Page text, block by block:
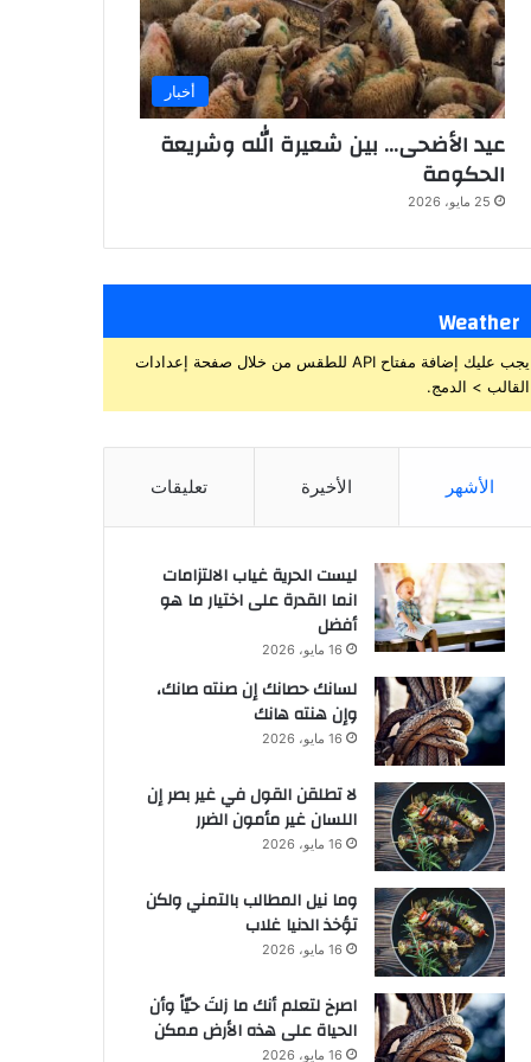
أخبار
عيد الأضحى… بين شعيرة الله وشريعة
الحكومة
25 مايو، 2026
Weather
يجب عليك إضافة مفتاح API للطقس من خلال صفحة إعدادات
القالب > الدمج.
الأشهر الأخيرة تعليقات
ليست الحرية غياب الالتزامات
انما القدرة على اختيار ما هو
أفضل
16 مايو، 2026
لسانك حصانك إن صنته صانك،
وإن هنته هانك
16 مايو، 2026
لا تطلقن القول في غير بصر إن
اللسان غير مأمون الضرر
16 مايو، 2026
وما نيل المطالب بالتمني ولكن
تؤخذ الدنيا غلاب
16 مايو، 2026
‫اصرخ لتعلم أنك ما زلتَ حيّاً وأن
الحياة على هذه الأرض ممكن
16 مايو، 2026